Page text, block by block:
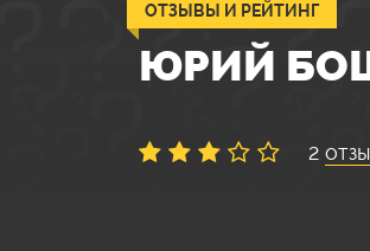
ЮРИЙ
ОТЗЫВЫ И РЕЙТИНГ
2